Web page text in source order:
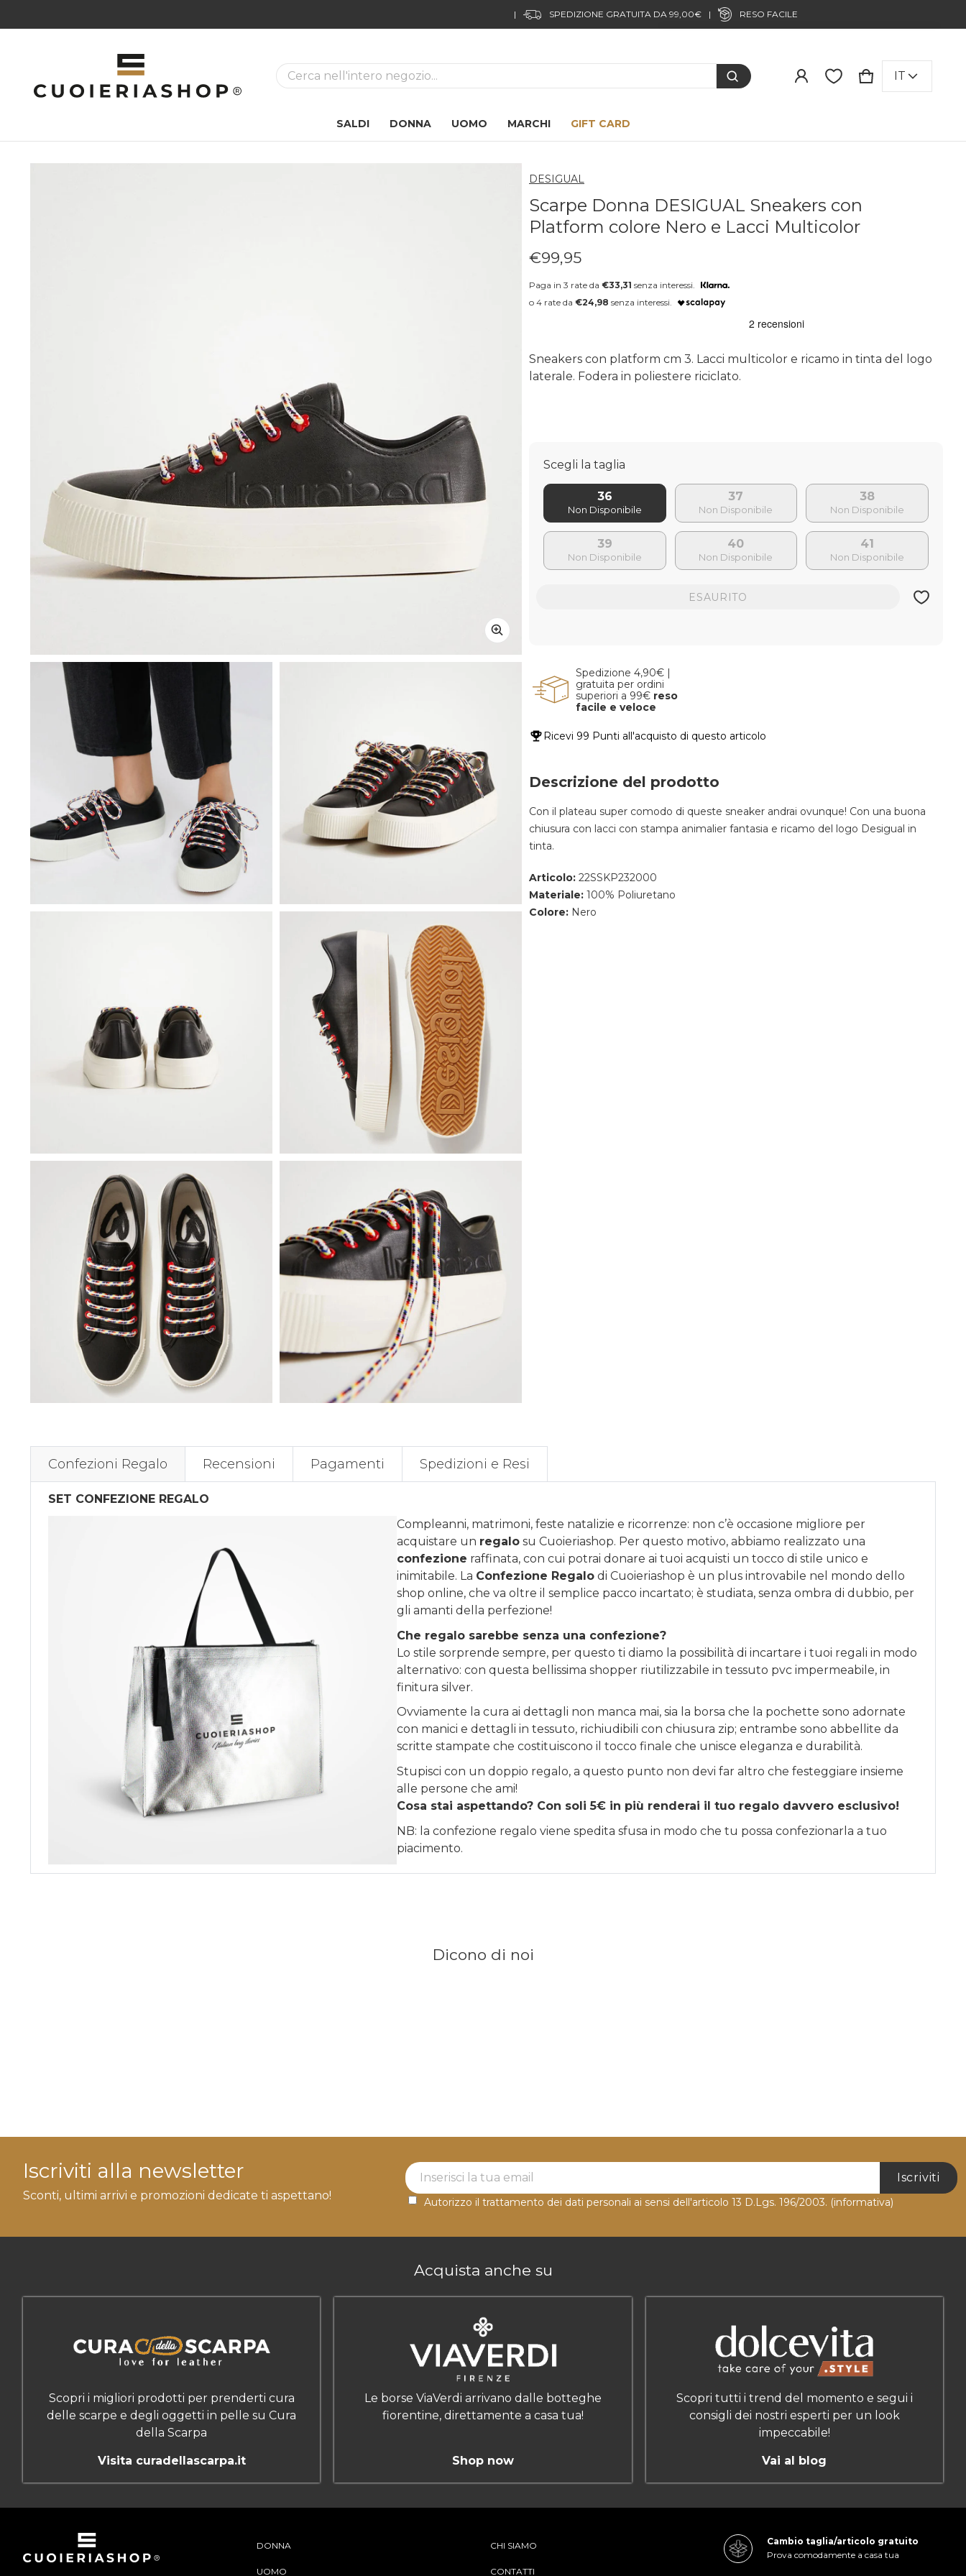
35 04
La ricerca
SALDI DONNA UOMO MARCHI GIFT CARD
CARRELLO
0 ITEMS
IT
SUI PRODOTTI
DESIGUAL
Scarpe Donna DESIGUAL Sneakers con
Platform colore Nero e Lacci Multicolor
Prezzo regolare
€99,95
Paga in 3 rate da €33,31 senza interessi.
o 4 rate da €24,98 senza interessi.
Sneakers con platform cm 3. Lacci multicolor e ricamo in tinta del logo
laterale. Fodera in poliestere riciclato.
Scegli la taglia
36 37 38
39 40 41
ESAURITO
Spedizione 4,90€ |
gratuita per ordini
superiori a 99€ reso
facile e veloce
Ricevi 99 Punti all'acquisto di questo articolo
Descrizione del prodotto
Con il plateau super comodo di queste sneaker andrai ovunque! Con una buona
chiusura con lacci con stampa animalier fantasia e ricamo del logo Desigual in
tinta.
Articolo: 22SSKP232000
Materiale: 100% Poliuretano
Colore: Nero
Confezioni Regalo Recensioni Pagamenti Spedizioni e Resi
SET CONFEZIONE REGALO
Compleanni, matrimoni, feste natalizie e ricorrenze: non c’è occasione migliore per
acquistare un regalo su Cuoieriashop. Per questo motivo, abbiamo realizzato una
confezione raffinata, con cui potrai donare ai tuoi acquisti un tocco di stile unico e
inimitabile. La Confezione Regalo di Cuoieriashop è un plus introvabile nel mondo dello
shop online, che va oltre il semplice pacco incartato; è studiata, senza ombra di dubbio, per
gli amanti della perfezione!
Che regalo sarebbe senza una confezione?
Lo stile sorprende sempre, per questo ti diamo la possibilità di incartare i tuoi regali in modo
alternativo: con questa bellissima shopper riutilizzabile in tessuto pvc impermeabile, in
finitura silver.
Ovviamente la cura ai dettagli non manca mai, sia la borsa che la pochette sono adornate
con manici e dettagli in tessuto, richiudibili con chiusura zip; entrambe sono abbellite da
scritte stampate che costituiscono il tocco finale che unisce eleganza e durabilità.
Stupisci con un doppio regalo, a questo punto non devi far altro che festeggiare insieme
alle persone che ami!
Cosa stai aspettando? Con soli 5€ in più renderai il tuo regalo davvero esclusivo!
NB: la confezione regalo viene spedita sfusa in modo che tu possa confezionarla a tuo
piacimento.
Dicono di noi
Iscriviti alla newsletter
Sconti, ultimi arrivi e promozioni dedicate ti aspettano!
Newsletter Label
Iscriviti
Autorizzo il trattamento dei dati personali ai sensi dell'articolo 13 D.Lgs. 196/2003. (informativa)
Acquista anche su
Scopri i migliori prodotti per prenderti cura
delle scarpe e degli oggetti in pelle su Cura
della Scarpa
Visita curadellascarpa.it
Le borse ViaVerdi arrivano dalle botteghe
fiorentine, direttamente a casa tua!
Shop now
Scopri tutti i trend del momento e segui i
consigli dei nostri esperti per un look
impeccabile!
Vai al blog
DONNA
UOMO
CHI SIAMO
CONTATTI
Cambio taglia/articolo gratuito
Prova comodamente a casa tua